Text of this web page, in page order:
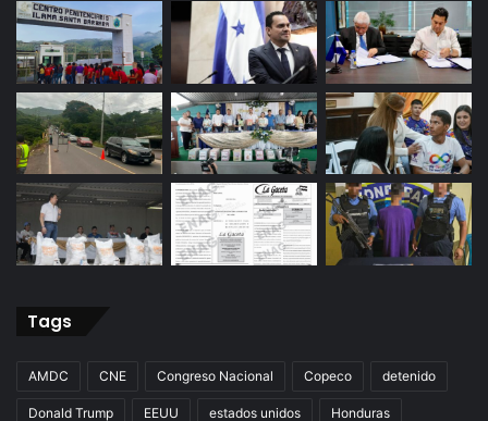
Tags
AMDC CNE Congreso Nacional Copeco detenido
Donald Trump EEUU estados unidos Honduras